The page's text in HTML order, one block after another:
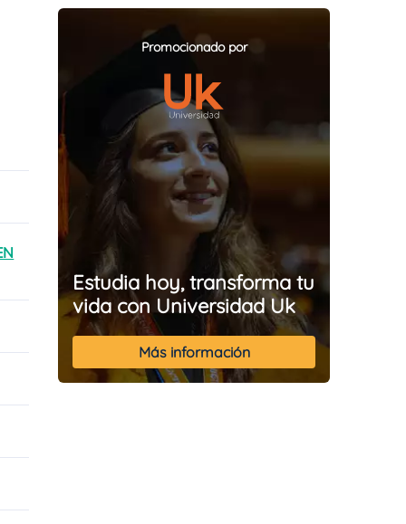
Promocionado por
Estudia hoy, transforma tu
vida con Universidad Uk
Más información